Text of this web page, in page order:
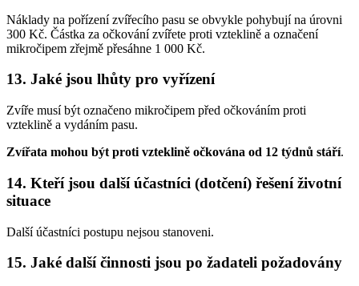
Náklady na pořízení zvířecího pasu se obvykle pohybují na úrovni
300 Kč. Částka za očkování zvířete proti vzteklině a označení
mikročipem zřejmě přesáhne 1 000 Kč.
13. Jaké jsou lhůty pro vyřízení
Zvíře musí být označeno mikročipem před očkováním proti
vzteklině a vydáním pasu.
Zvířata mohou být proti vzteklině očkována od 12 týdnů stáří.
14. Kteří jsou další účastníci (dotčení) řešení životní
situace
Další účastníci postupu nejsou stanoveni.
15. Jaké další činnosti jsou po žadateli požadovány